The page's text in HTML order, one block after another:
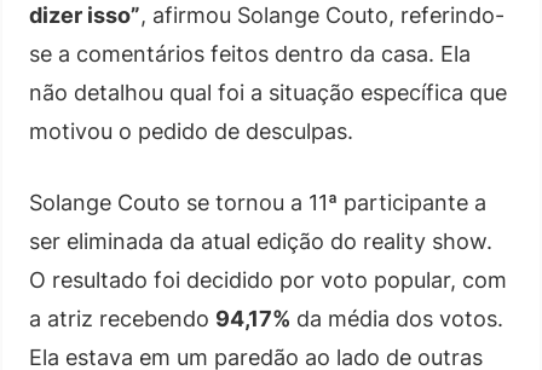
dizer isso”, afirmou Solange Couto, referindo-
se a comentários feitos dentro da casa. Ela
não detalhou qual foi a situação específica que
motivou o pedido de desculpas.
Solange Couto se tornou a 11ª participante a
ser eliminada da atual edição do reality show.
O resultado foi decidido por voto popular, com
a atriz recebendo 94,17% da média dos votos.
Ela estava em um paredão ao lado de outras